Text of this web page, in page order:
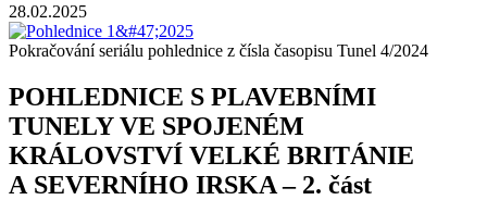
28.02.2025
Pokračování seriálu pohlednice z čísla časopisu Tunel 4/2024
POHLEDNICE S PLAVEBNÍMI
TUNELY VE SPOJENÉM
KRÁLOVSTVÍ VELKÉ BRITÁNIE
A SEVERNÍHO IRSKA – 2. část